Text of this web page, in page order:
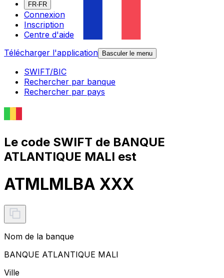
FR-FR
Connexion
Inscription
Centre d'aide
Télécharger l'application
Basculer le menu
SWIFT/BIC
Rechercher par banque
Rechercher par pays
Le code SWIFT de BANQUE
ATLANTIQUE MALI est
ATMLMLBA XXX
Nom de la banque
BANQUE ATLANTIQUE MALI
Ville